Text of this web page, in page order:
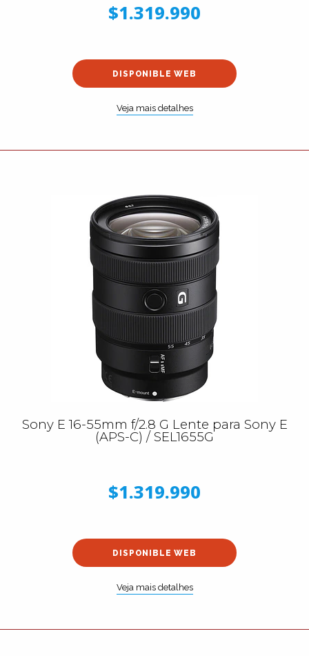
$1.319.990
DISPONIBLE WEB
Veja mais detalhes
Sony E 16-55mm f/2.8 G Lente para Sony E
(APS-C) / SEL1655G
$1.319.990
DISPONIBLE WEB
Veja mais detalhes